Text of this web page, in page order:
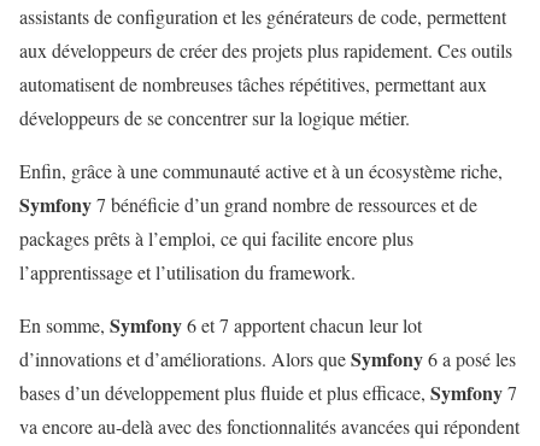
assistants de configuration et les générateurs de code, permettent
aux développeurs de créer des projets plus rapidement. Ces outils
automatisent de nombreuses tâches répétitives, permettant aux
développeurs de se concentrer sur la logique métier.
Enfin, grâce à une communauté active et à un écosystème riche,
Symfony7 bénéficie d’un grand nombre de ressources et de
packages prêts à l’emploi, ce qui facilite encore plus
l’apprentissage et l’utilisation du framework.
En somme, Symfony6 et 7 apportent chacun leur lot
d’innovations et d’améliorations. Alors queSymfony6 a posé les
bases d’un développement plus fluide et plus efficace, Symfony7
va encore au-delà avec des fonctionnalités avancées qui répondent